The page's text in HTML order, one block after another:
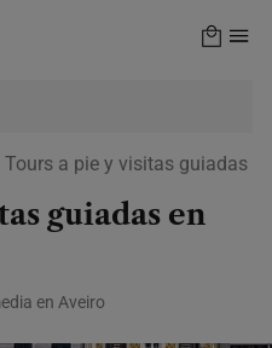
Tours a pie y visitas guiadas
guiadas en
en Aveiro